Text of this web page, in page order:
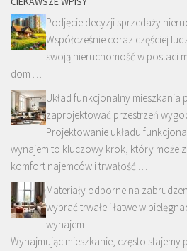
Podjęcie decyzji sprzedaży
Współcześnie coraz częściej
swoją nieruchomość w postaci
dom …
Układ funkcjonalny mieszkania
zaprojektować przestrzeń
Projektowanie układu
wynajem to kluczowy krok, który może
komfort najemców i trwałość …
Materiały odporne na
wybrać trwałe i łatwe w
wynajem
Wynajmując mieszkanie, często